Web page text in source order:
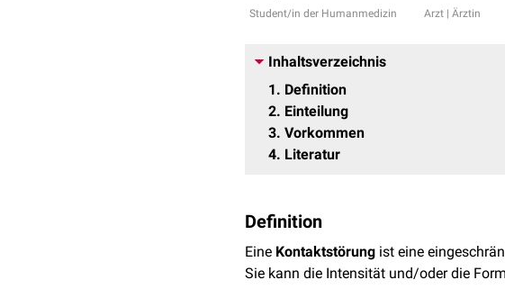
Student/in der Humanmedizin Arzt | Ärztin
Inhaltsverzeichnis
1
Definition
2 Einteilung
3 Vorkommen
4 Literatur
Definition
Eine Kontaktstörung ist eine
Sie kann die Intensität und/oder die